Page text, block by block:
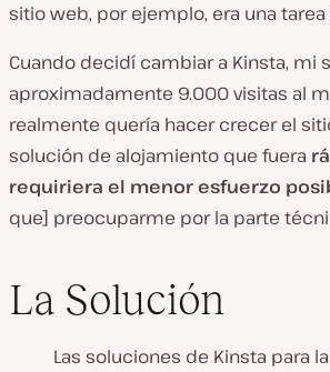
sitio web, por ejemplo, era una tarea
Cuando decidí cambiar a Kinsta, mi
aproximadamente 9.000 visitas al
realmente quería hacer crecer el
solución de alojamiento que fuera
requiriera el menor esfuerzo
que] preocuparme por la parte
La Solución
Las soluciones de Kinsta para